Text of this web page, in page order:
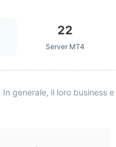
22
Server MT4
generale, il loro business